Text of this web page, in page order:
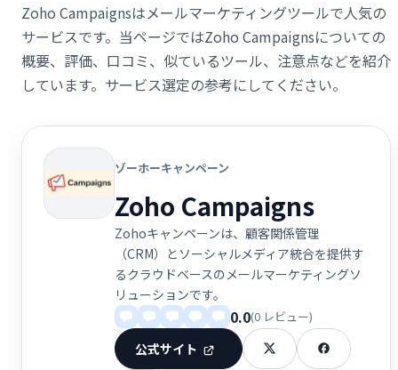
Zoho Campaignsはメールマーケティングツールで人気の
サービスです。当ページではZoho Campaignsについての
概要、評価、口コミ、似ているツール、注意点などを紹介
しています。サービス選定の参考にしてください。
ゾーホーキャンペーン
Zoho Campaigns
Zohoキャンペーンは、顧客関係管理
（CRM）とソーシャルメディア統合を提供す
るクラウドベースのメールマーケティングソ
リューションです。
0.0(0 レビュー)
公式サイト